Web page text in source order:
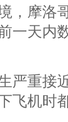
，摩洛
一天内
严重接
飞机时